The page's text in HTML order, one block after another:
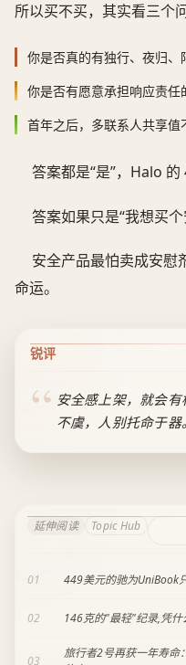
所以买不买，其实看三个问
你是否真的有独行、夜归、
你是否有愿意承担响应责任
首年之后，多联系人共享值
答案都是“是”，Halo 的
答案如果只是“我想买
安全产品最怕卖成安慰
命运。
锐评
安全感上架，就会
不虞，人别托命于器。
延伸阅读 Topic Hub
01 449美元的驰为UniBook
02 146克的"最轻"纪录,凭
03
旅行者2号再获一年寿命